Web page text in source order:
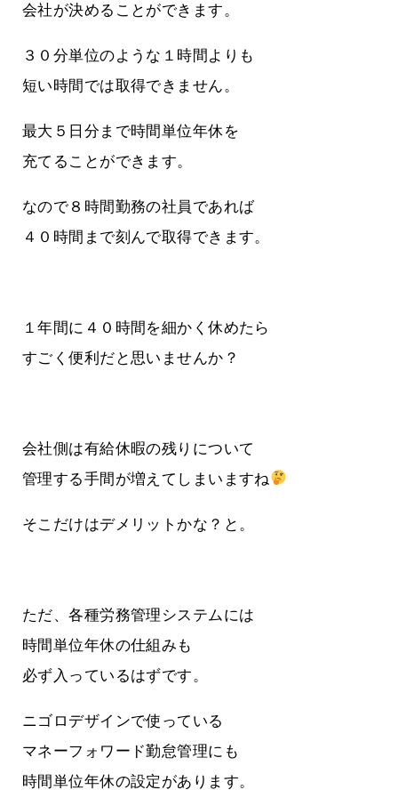
会社が決めることができます。
３０分単位のような１時間よりも
短い時間では取得できません。
最大５日分まで時間単位年休を
充てることができます。
なので８時間勤務の社員であれば
４０時間まで刻んで取得できます。
１年間に４０時間を細かく休めたら
すごく便利だと思いませんか？
会社側は有給休暇の残りについて
管理する手間が増えてしまいますね
そこだけはデメリットかな？と。
ただ、各種労務管理システムには
時間単位年休の仕組みも
必ず入っているはずです。
ニゴロデザインで使っている
マネーフォワード勤怠管理にも
時間単位年休の設定があります。